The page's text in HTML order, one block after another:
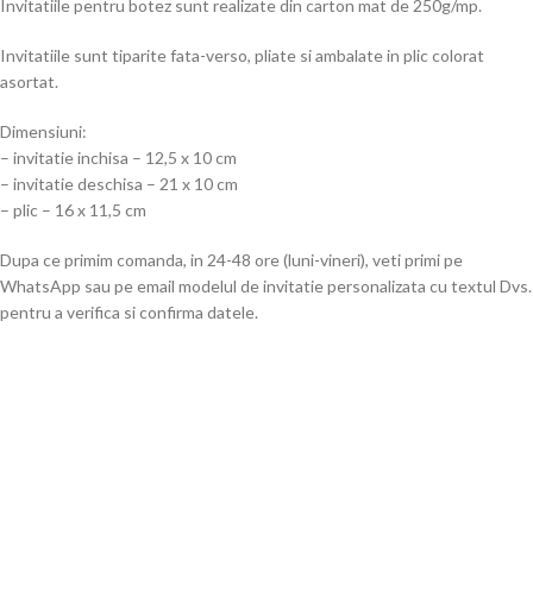
Invitatiile pentru botez sunt realizate din carton mat de 250g/mp.
Invitatiile sunt tiparite fata-verso, pliate si ambalate in plic colorat
asortat.
Dimensiuni:
– invitatie inchisa – 12,5 x 10 cm
– invitatie deschisa – 21 x 10 cm
– plic – 16 x 11,5 cm
Dupa ce primim comanda, in 24-48 ore (luni-vineri), veti primi pe
WhatsApp sau pe email modelul de invitatie personalizata cu textul Dvs.
pentru a verifica si confirma datele.